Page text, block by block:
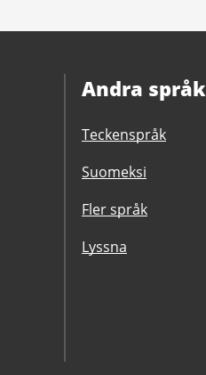
Andra språk
Teckenspråk
Suomeksi
Fler språk
Lyssna